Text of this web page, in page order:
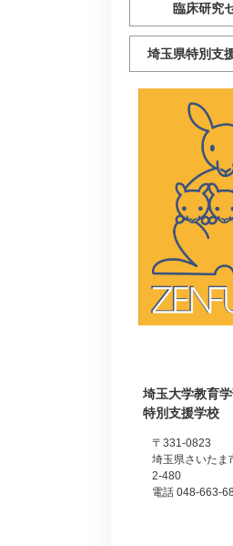
臨床研究
埼玉県特別支
埼玉大学教育
特別支援学校
〒331-0823
埼玉県さいたま
2-480
電話 048-663-